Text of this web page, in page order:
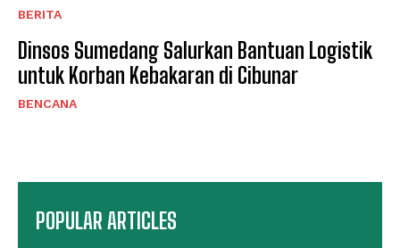
BERITA
Dinsos Sumedang Salurkan Bantuan Logistik
untuk Korban Kebakaran di Cibunar
BENCANA
POPULAR ARTICLES